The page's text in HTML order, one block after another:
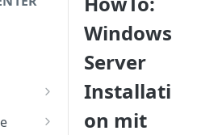
Windows
Server
Installati
on mit